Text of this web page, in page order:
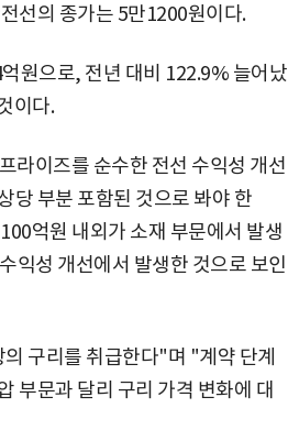
선의 종가는 5만1200원이다.
원으로, 전년 대비 122.9% 늘어났
이다.
라이즈를 순수한 전선 수익성 개선
당 부분 포함된 것으로 봐야 한
억원 내외가 소재 부문에서 발생
익성 개선에서 발생한 것으로 보인
구리를 취급한다"며 "계약 단계
부문과 달리 구리 가격 변화에 대